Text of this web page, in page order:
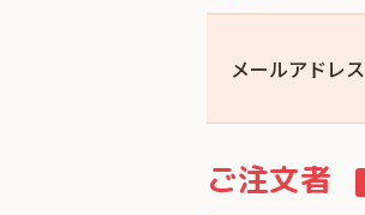
メールアドレス
ご注文者